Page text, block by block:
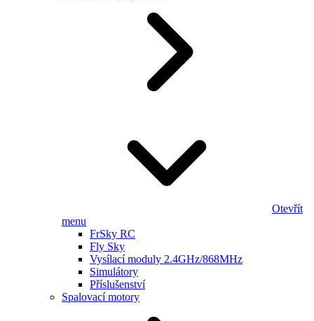
Otevřít
menu
FrSky RC
Fly Sky
Vysílací moduly 2.4GHz/868MHz
Simulátory
Příslušenství
Spalovací motory